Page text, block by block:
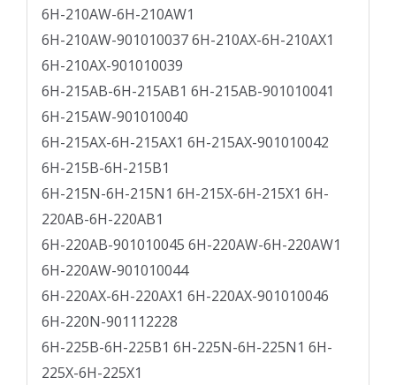
6H-210AW-6H-210AW1
6H-210AW-901010037 6H-210AX-6H-210AX1
6H-210AX-901010039
6H-215AB-6H-215AB1 6H-215AB-901010041
6H-215AW-901010040
6H-215AX-6H-215AX1 6H-215AX-901010042
6H-215B-6H-215B1
6H-215N-6H-215N1 6H-215X-6H-215X1 6H-
220AB-6H-220AB1
6H-220AB-901010045 6H-220AW-6H-220AW1
6H-220AW-901010044
6H-220AX-6H-220AX1 6H-220AX-901010046
6H-220N-901112228
6H-225B-6H-225B1 6H-225N-6H-225N1 6H-
225X-6H-225X1